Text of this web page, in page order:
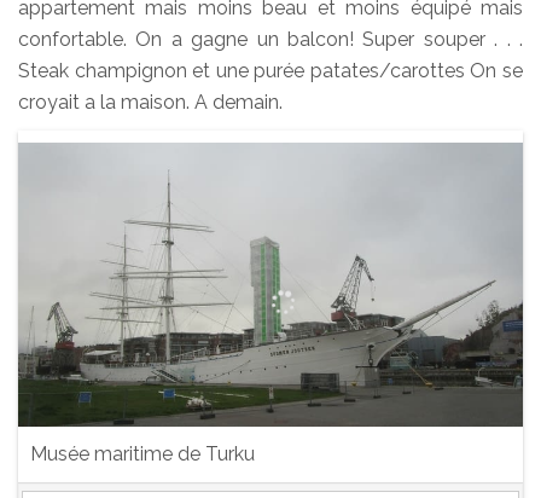
appartement mais moins beau et moins équipé mais
confortable. On a gagne un balcon! Super souper . . .
Steak champignon et une purée patates/carottes On se
croyait a la maison. A demain.
Musée maritime de Turku